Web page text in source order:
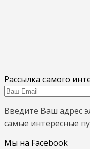
Рассылка самого
Введите Ваш адрес
самые интересные
Мы на Facebook